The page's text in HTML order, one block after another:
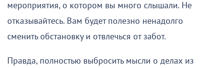
мероприятия, о котором вы много слышали. Не
отказывайтесь. Вам будет полезно ненадолго
сменить обстановку и отвлечься от забот.
Правда, полностью выбросить мысли о делах из